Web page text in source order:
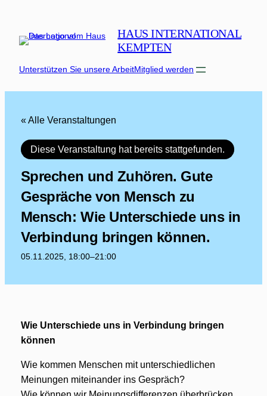
HAUS INTERNATIONAL
KEMPTEN
Unterstützen Sie unsere ArbeitMitglied werden
« Alle Veranstaltungen
Diese Veranstaltung hat bereits stattgefunden.
Sprechen und Zuhören. Gute
Gespräche von Mensch zu
Mensch: Wie Unterschiede uns in
Verbindung bringen können.
05.11.2025, 18:00–21:00
Wie Unterschiede uns in Verbindung bringen
können
Wie kommen Menschen mit unterschiedlichen
Meinungen miteinander ins Gespräch?